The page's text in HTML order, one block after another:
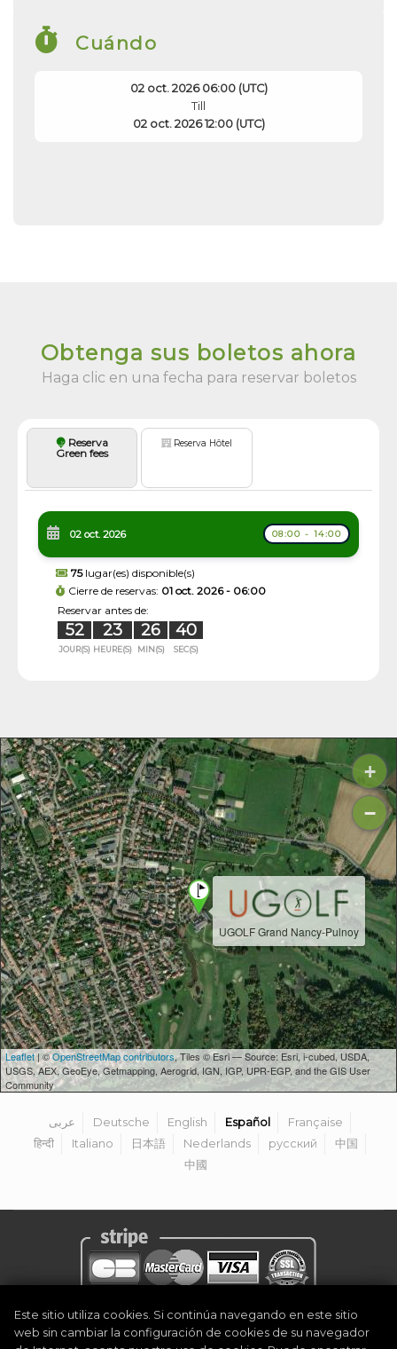
Cuándo
02 oct. 2026 06:00 (UTC)
Till
02 oct. 2026 12:00 (UTC)
Obtenga sus boletos ahora
Haga clic en una fecha para reservar boletos
Reserva
Green fees
Reserva Hôtel
02 oct. 2026 08:00 - 14:00
75lugar(es) disponible(s)
Cierre de reservas: 01 oct. 2026 - 06:00
Reservar antes de:
52 23 26 39
JOUR(S) HEURE(S) MIN(S) SEC(S)
UGOLF Grand Nancy-Pulnoy
+
−
Leaflet| ©OpenStreetMap contributors, Tiles © Esri — Source: Esri, i-cubed, USDA,
USGS, AEX, GeoEye, Getmapping, Aerogrid, IGN, IGP, UPR-EGP, and the GIS User
Community
عربى Deutsche English Español
Française
हिन्दी
Italiano 日本語 Nederlands русский
中国
中國
Este sitio utiliza cookies. Si continúa navegando en este sitio
web sin cambiar la configuración de cookies de su navegador
Términos y condiciones
Become Organiser
Contacto